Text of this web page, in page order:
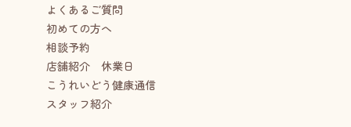
よくあるご質問
初めての方へ
相談予約
店舗紹介 休業日
こうれいどう健康通信
スタッフ紹介